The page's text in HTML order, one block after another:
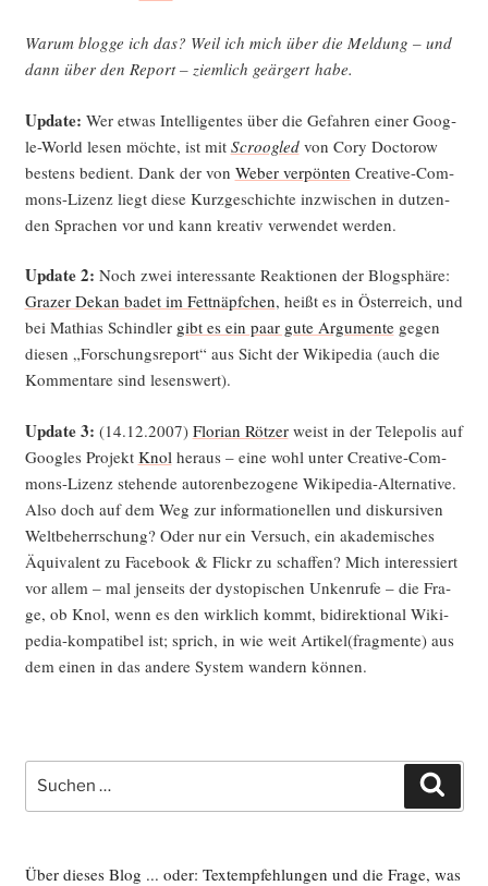
War­um blog­ge ich das? Weil ich mich über die Mel­dung – und
dann über den Report – ziem­lich geär­gert habe.
Update: Wer etwas Intel­li­gen­tes über die Gefah­ren einer Goog­
le-World lesen möch­te, ist mit Scr­oo­g­ledvon Cory Doc­to­row
bes­tens bedient. Dank der von Weber ver­pön­ten Crea­ti­ve-Com­
mons-Lizenz liegt die­se Kurz­ge­schich­te inzwi­schen in dut­zen­
den Spra­chen vor und kann krea­tiv ver­wen­det werden.
Update 2: Noch zwei inter­es­san­te Reak­tio­nen der Blog­sphä­re:
Gra­zer Dekan badet im Fett­näpf­chen, heißt es in Öster­reich, und
bei Mathi­as Schind­ler gibt es ein paar gute Argu­men­tegegen
die­sen „For­schungs­re­port“ aus Sicht der Wiki­pe­dia (auch die
Kom­men­ta­re sind lesenswert).
Update 3: (14.12.2007) Flo­ri­an Röt­zerweist in der Tele­po­lis auf
Goo­gles Pro­jekt Knol her­aus – eine wohl unter Crea­ti­ve-Com­
mons-Lizenz ste­hen­de autoren­be­zo­ge­ne Wiki­pe­dia-Alter­na­ti­ve.
Also doch auf dem Weg zur infor­ma­tio­nel­len und dis­kur­si­ven
Welt­be­herr­schung? Oder nur ein Ver­such, ein aka­de­mi­sches
Äqui­va­lent zu Face­book & Flickr zu schaf­fen? Mich inter­es­siert
vor allem – mal jen­seits der dys­to­pi­schen Unken­ru­fe – die Fra­
ge, ob Knol, wenn es den wirk­lich kommt, bidi­rek­tio­nal Wiki­
pe­dia-kom­pa­ti­bel ist; sprich, in wie weit Artikel(fragmente) aus
dem einen in das ande­re Sys­tem wan­dern können.
Suche
nach:
Über dieses Blog ... oder: Textempfehlungen und die Frage, was